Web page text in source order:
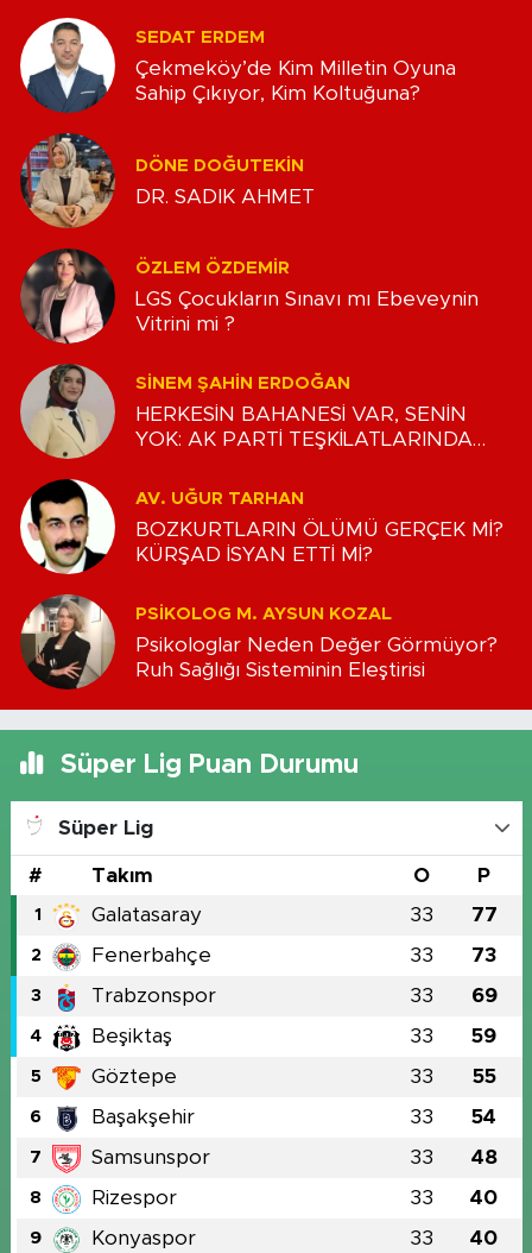
SEDAT ERDEM
Çekmeköy’de Kim Milletin Oyuna
Sahip Çıkıyor, Kim Koltuğuna?
DÖNE DOĞUTEKIN
DR. SADIK AHMET
ÖZLEM ÖZDEMIR
LGS Çocukların Sınavı mı Ebeveynin
Vitrini mi ?
SINEM ŞAHIN ERDOĞAN
HERKESİN BAHANESİ VAR, SENİN
YOK: AK PARTİ TEŞKİLATLARINDA
AV. UĞUR TARHAN
BOZKURTLARIN ÖLÜMÜ GERÇEK Mİ?
KÜRŞAD İSYAN ETTİ Mİ?
PSIKOLOG M. AYSUN KOZAL
Psikologlar Neden Değer Görmüyor?
Ruh Sağlığı Sisteminin Eleştirisi
Süper Lig Puan Durumu
Süper Lig
# Takım O P
1 Galatasaray 33 77
2 Fenerbahçe 33 73
3 Trabzonspor 33 69
4 Beşiktaş 33 59
5 Göztepe 33 55
6 Başakşehir 33 54
7 Samsunspor 33 48
8 Rizespor 33 40
9 Konyaspor 33 40